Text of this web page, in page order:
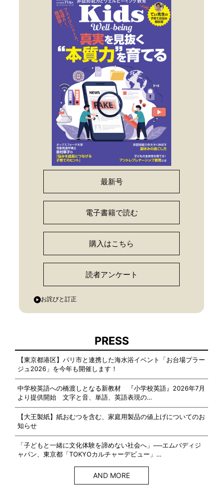
最新号
電子書籍で読む
購入はこちら
読者アンケート
お詫びと訂正
PRESS
【東京都港区】パリ市と連携した海水浴イベント「お台場プラー
ジュ2026」を今年も開催します！
中学校英語への橋渡しとなる新教材 『小学校英語』2026年7月
より提供開始 文字と音、単語、英語表現の…
【大王製紙】紙おむつを含む、家庭用製品の値上げについてのお
知らせ
「子どもと一緒に文化体験を諦めない社会へ」──エムバディジ
ャパン、東京都「TOKYOカルチャーデビュー」…
AND MORE